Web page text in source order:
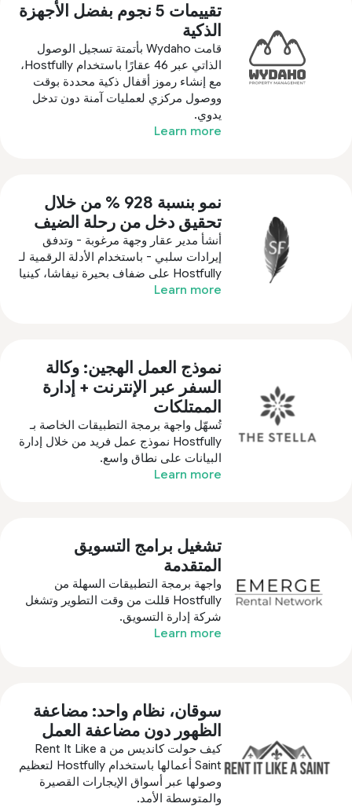
تقييمات 5 نجوم بفضل الأجهزة
الذكية
قامت Wydaho بأتمتة تسجيل الوصول
الذاتي عبر 46 عقارًا باستخدام Hostfully،
مع إنشاء رموز أقفال ذكية محددة بوقت
ووصول مركزي لعمليات آمنة دون تدخل
يدوي.
Learn more
نمو بنسبة 928 % من خلال
تحقيق دخل من رحلة الضيف
أنشأ مدير عقار وجهة مرغوبة - وتدفق
إيرادات سلبي - باستخدام الأدلة الرقمية لـ
Hostfully على ضفاف بحيرة نيفاشا، كينيا
Learn more
نموذج العمل الهجين: وكالة
السفر عبر الإنترنت + إدارة
الممتلكات
تُسهّل واجهة برمجة التطبيقات الخاصة بـ
Hostfully نموذج عمل فريد من خلال إدارة
البيانات على نطاق واسع.
Learn more
تشغيل برامج التسويق
المتقدمة
واجهة برمجة التطبيقات السهلة من
Hostfully قللت من وقت التطوير وتشغل
شركة إدارة التسويق.
Learn more
سوقان، نظام واحد: مضاعفة
الظهور دون مضاعفة العمل
كيف حولت كانديس من Rent It Like a
Saint أعمالها باستخدام Hostfully لتعظيم
وصولها عبر أسواق الإيجارات القصيرة
والمتوسطة الأمد.